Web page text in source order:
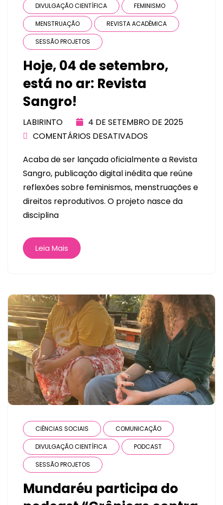
DIVULGAÇÃO CIENTÍFICA FEMINISMO
MENSTRUAÇÃO REVISTA ACADÊMICA
SESSÃO PROJETOS
Hoje, 04 de setembro,
está no ar: Revista
Sangro!
LABIRINTO
4 DE SETEMBRO DE 2025
COMENTÁRIOS DESATIVADOS
Acaba de ser lançada oficialmente a Revista
Sangro, publicação digital inédita que reúne
reflexões sobre feminismos, menstruações e
direitos reprodutivos. O projeto nasce da
disciplina
Leia Mais
CIÊNCIAS SOCIAIS COMUNICAÇÃO
DIVULGAÇÃO CIENTÍFICA PODCAST
SESSÃO PROJETOS
Mundaréu participa do